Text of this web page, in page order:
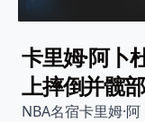
卡里姆·阿卜
上摔倒并髋
NBA名宿卡里姆·